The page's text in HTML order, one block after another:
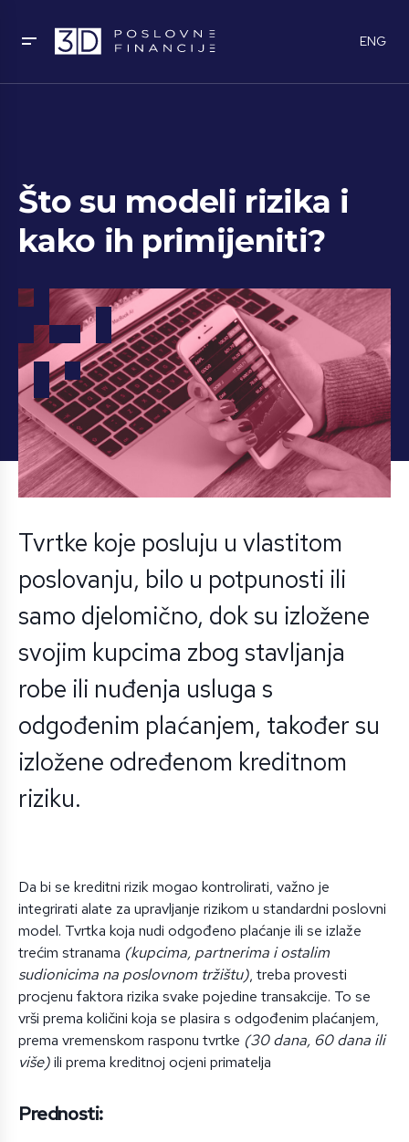
ENG
Što su modeli rizika i
kako ih primijeniti?
Tvrtke koje posluju u vlastitom
poslovanju, bilo u potpunosti ili
samo djelomično, dok su izložene
svojim kupcima zbog stavljanja
robe ili nuđenja usluga s
odgođenim plaćanjem, također su
izložene određenom kreditnom
riziku.
Da bi se kreditni rizik mogao kontrolirati, važno je
integrirati alate za upravljanje rizikom u standardni poslovni
model. Tvrtka koja nudi odgođeno plaćanje ili se izlaže
trećim stranama (kupcima, partnerima i ostalim
sudionicima na poslovnom tržištu), treba provesti
procjenu faktora rizika svake pojedine transakcije. To se
vrši prema količini koja se plasira s odgođenim plaćanjem,
prema vremenskom rasponu tvrtke (30 dana, 60 dana ili
više)ili prema kreditnoj ocjeni primatelja
Prednosti: